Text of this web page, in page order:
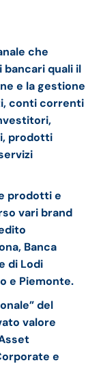
che
quali il
e la gestione
conti correnti
prodotti
prodotti e
vari brand
Banca
di Lodi
e Piemonte.
del
valore
e